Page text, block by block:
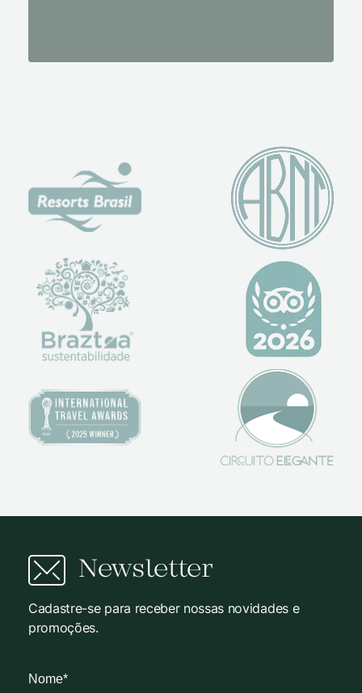
Newsletter
Cadastre-se para receber nossas novidades e
promoções.